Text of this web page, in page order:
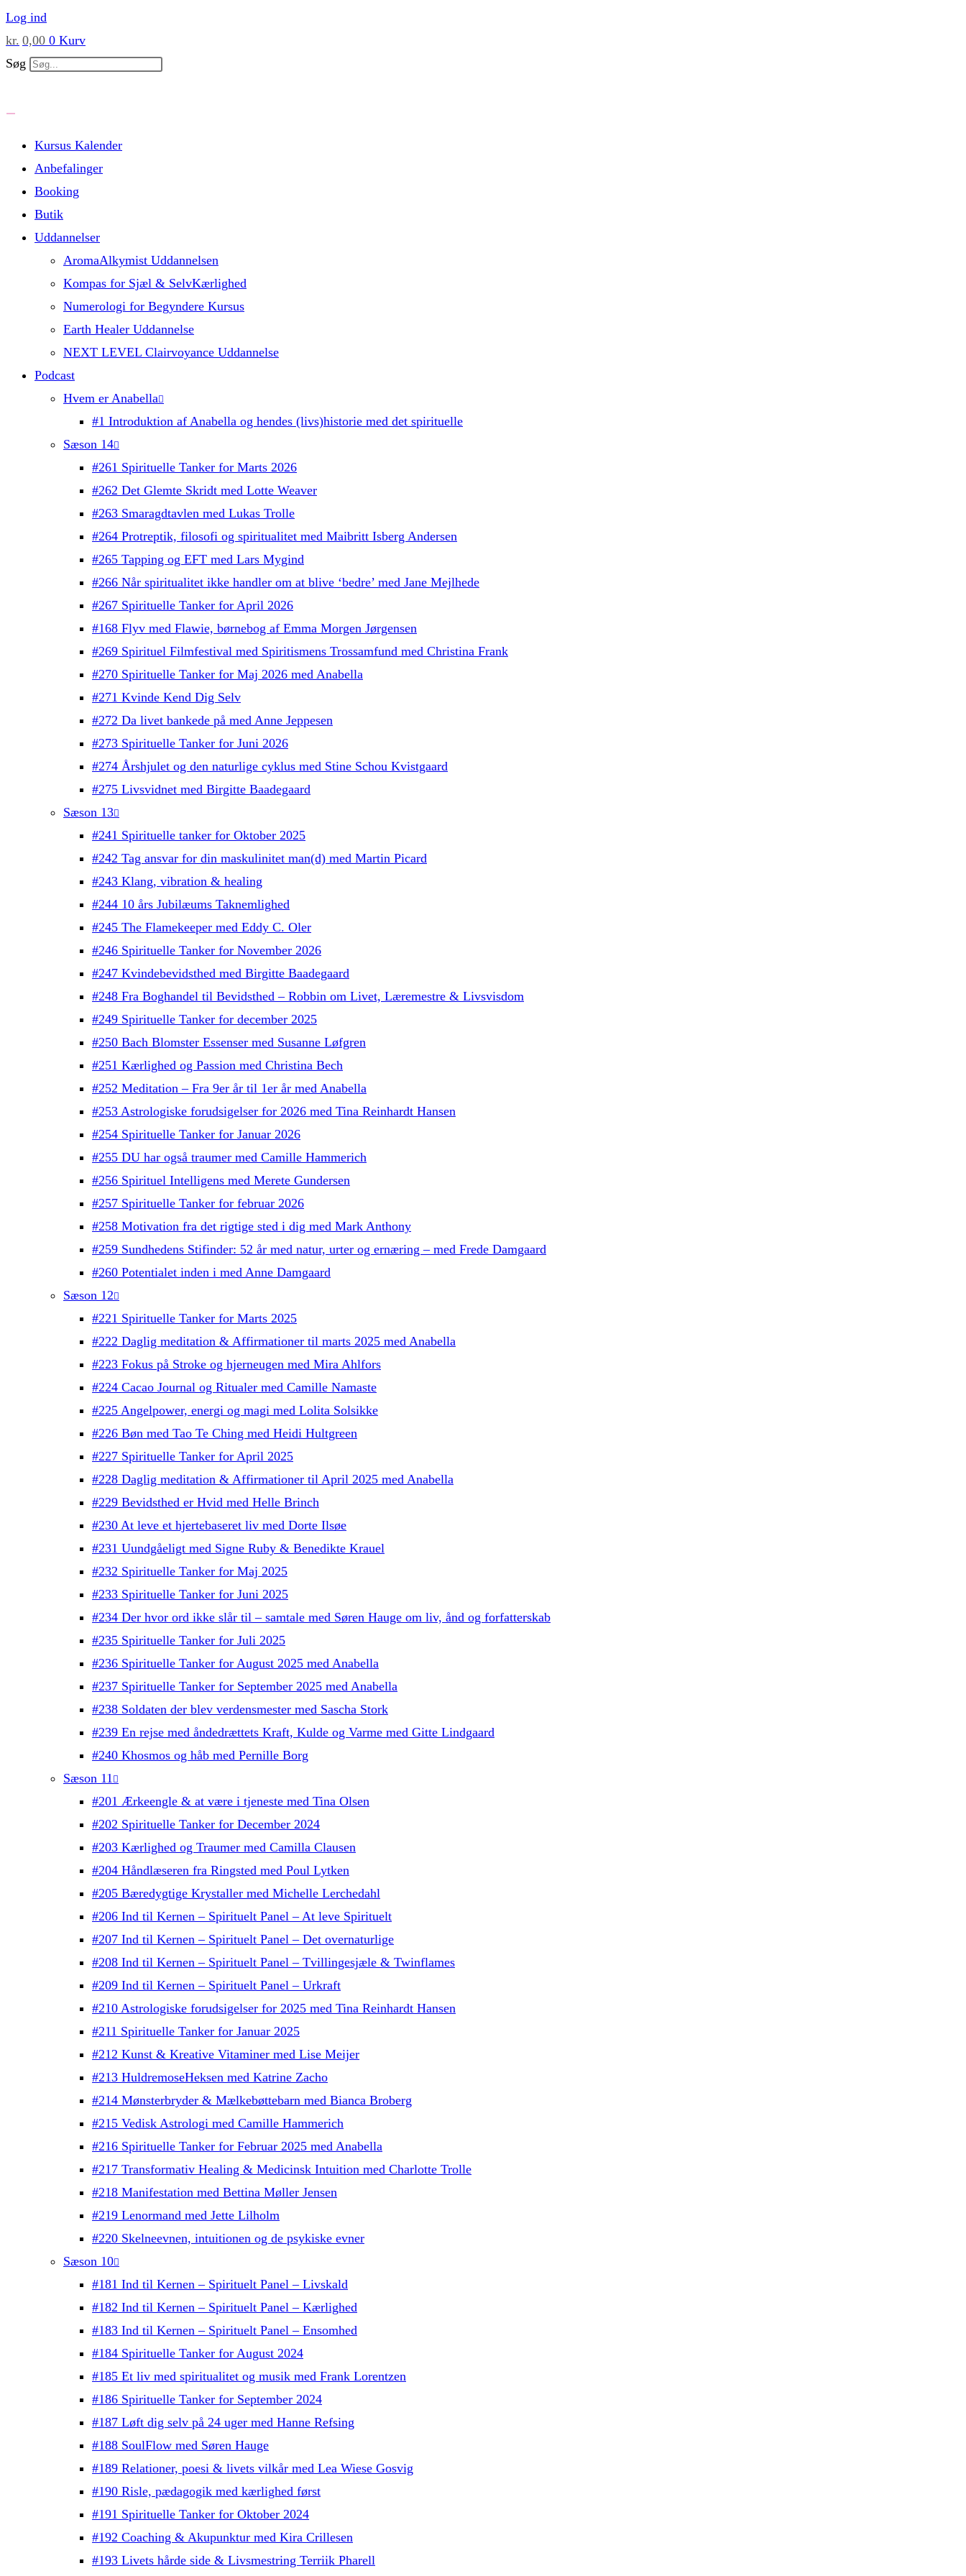
Skip
to
content
Log ind
kr. 0,00 0 Kurv
Søg
Kursus Kalender
Anbefalinger
Booking
Butik
Uddannelser
AromaAlkymist Uddannelsen
Kompas for Sjæl & SelvKærlighed
Numerologi for Begyndere Kursus
Earth Healer Uddannelse
NEXT LEVEL Clairvoyance Uddannelse
Podcast
Hvem er Anabella
#1 Introduktion af Anabella og hendes (livs)historie med det spirituelle
Sæson 14
#261 Spirituelle Tanker for Marts 2026
#262 Det Glemte Skridt med Lotte Weaver
#263 Smaragdtavlen med Lukas Trolle
#264 Protreptik, filosofi og spiritualitet med Maibritt Isberg Andersen
#265 Tapping og EFT med Lars Mygind
#266 Når spiritualitet ikke handler om at blive ‘bedre’ med Jane Mejlhede
#267 Spirituelle Tanker for April 2026
#168 Flyv med Flawie, børnebog af Emma Morgen Jørgensen
#269 Spirituel Filmfestival med Spiritismens Trossamfund med Christina Frank
#270 Spirituelle Tanker for Maj 2026 med Anabella
#271 Kvinde Kend Dig Selv
#272 Da livet bankede på med Anne Jeppesen
#273 Spirituelle Tanker for Juni 2026
#274 Årshjulet og den naturlige cyklus med Stine Schou Kvistgaard
#275 Livsvidnet med Birgitte Baadegaard
Sæson 13
#241 Spirituelle tanker for Oktober 2025
#242 Tag ansvar for din maskulinitet man(d) med Martin Picard
#243 Klang, vibration & healing
#244 10 års Jubilæums Taknemlighed
#245 The Flamekeeper med Eddy C. Oler
#246 Spirituelle Tanker for November 2026
#247 Kvindebevidsthed med Birgitte Baadegaard
#248 Fra Boghandel til Bevidsthed – Robbin om Livet, Læremestre & Livsvisdom
#249 Spirituelle Tanker for december 2025
#250 Bach Blomster Essenser med Susanne Løfgren
#251 Kærlighed og Passion med Christina Bech
#252 Meditation – Fra 9er år til 1er år med Anabella
#253 Astrologiske forudsigelser for 2026 med Tina Reinhardt Hansen
#254 Spirituelle Tanker for Januar 2026
#255 DU har også traumer med Camille Hammerich
#256 Spirituel Intelligens med Merete Gundersen
#257 Spirituelle Tanker for februar 2026
#258 Motivation fra det rigtige sted i dig med Mark Anthony
#259 Sundhedens Stifinder: 52 år med natur, urter og ernæring – med Frede Damgaard
#260 Potentialet inden i med Anne Damgaard
Sæson 12
#221 Spirituelle Tanker for Marts 2025
#222 Daglig meditation & Affirmationer til marts 2025 med Anabella
#223 Fokus på Stroke og hjerneugen med Mira Ahlfors
#224 Cacao Journal og Ritualer med Camille Namaste
#225 Angelpower, energi og magi med Lolita Solsikke
#226 Bøn med Tao Te Ching med Heidi Hultgreen
#227 Spirituelle Tanker for April 2025
#228 Daglig meditation & Affirmationer til April 2025 med Anabella
#229 Bevidsthed er Hvid med Helle Brinch
#230 At leve et hjertebaseret liv med Dorte Ilsøe
#231 Uundgåeligt med Signe Ruby & Benedikte Krauel
#232 Spirituelle Tanker for Maj 2025
#233 Spirituelle Tanker for Juni 2025
#234 Der hvor ord ikke slår til – samtale med Søren Hauge om liv, ånd og forfatterskab
#235 Spirituelle Tanker for Juli 2025
#236 Spirituelle Tanker for August 2025 med Anabella
#237 Spirituelle Tanker for September 2025 med Anabella
#238 Soldaten der blev verdensmester med Sascha Stork
#239 En rejse med åndedrættets Kraft, Kulde og Varme med Gitte Lindgaard
#240 Khosmos og håb med Pernille Borg
Sæson 11
#201 Ærkeengle & at være i tjeneste med Tina Olsen
#202 Spirituelle Tanker for December 2024
#203 Kærlighed og Traumer med Camilla Clausen
#204 Håndlæseren fra Ringsted med Poul Lytken
#205 Bæredygtige Krystaller med Michelle Lerchedahl
#206 Ind til Kernen – Spirituelt Panel – At leve Spirituelt
#207 Ind til Kernen – Spirituelt Panel – Det overnaturlige
#208 Ind til Kernen – Spirituelt Panel – Tvillingesjæle & Twinflames
#209 Ind til Kernen – Spirituelt Panel – Urkraft
#210 Astrologiske forudsigelser for 2025 med Tina Reinhardt Hansen
#211 Spirituelle Tanker for Januar 2025
#212 Kunst & Kreative Vitaminer med Lise Meijer
#213 HuldremoseHeksen med Katrine Zacho
#214 Mønsterbryder & Mælkebøttebarn med Bianca Broberg
#215 Vedisk Astrologi med Camille Hammerich
#216 Spirituelle Tanker for Februar 2025 med Anabella
#217 Transformativ Healing & Medicinsk Intuition med Charlotte Trolle
#218 Manifestation med Bettina Møller Jensen
#219 Lenormand med Jette Lilholm
#220 Skelneevnen, intuitionen og de psykiske evner
Sæson 10
#181 Ind til Kernen – Spirituelt Panel – Livskald
#182 Ind til Kernen – Spirituelt Panel – Kærlighed
#183 Ind til Kernen – Spirituelt Panel – Ensomhed
#184 Spirituelle Tanker for August 2024
#185 Et liv med spiritualitet og musik med Frank Lorentzen
#186 Spirituelle Tanker for September 2024
#187 Løft dig selv på 24 uger med Hanne Refsing
#188 SoulFlow med Søren Hauge
#189 Relationer, poesi & livets vilkår med Lea Wiese Gosvig
#190 Risle, pædagogik med kærlighed først
#191 Spirituelle Tanker for Oktober 2024
#192 Coaching & Akupunktur med Kira Crillesen
#193 Livets hårde side & Livsmestring Terriik Pharell